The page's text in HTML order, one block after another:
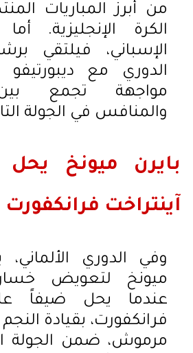
من أبرز المباريات
الكرة الإنجليزية.
الإسباني، فيلتقي
الدوري مع
مواجهة تجمع
والمنافس في الجولة
بايرن ميونخ
آينتراخت فرانكفورت
وفي الدوري
ميونخ لتعويض
عندما يحل ضيفاً
فرانكفورت، بقيادة
مرموش، ضمن الجولة